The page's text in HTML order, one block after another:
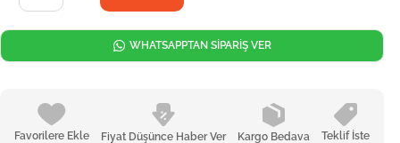
Favorilere Ekle Fiyat Düşünce Haber Ver Kargo Bedava Teklif İste
WHATSAPPTAN SİPARİŞ VER